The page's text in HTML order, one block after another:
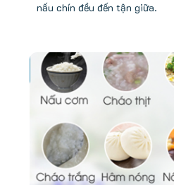
nấu chín đều đến tận giữa.